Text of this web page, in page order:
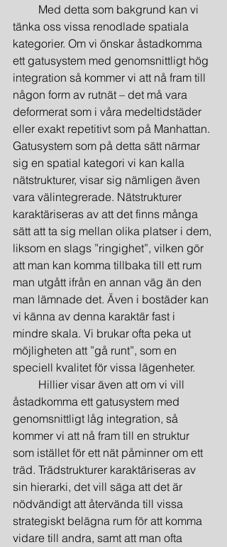
Med detta som bakgrund kan vi
tänka oss vissa renodlade spatiala
kategorier. Om vi önskar åstadkomma
ett gatusystem med genomsnittligt hög
integration så kommer vi att nå fram till
någon form av rutnät – det må vara
deformerat som i våra medeltidstäder
eller exakt repetitivt som på Manhattan.
Gatusystem som på detta sätt närmar
sig en spatial kategori vi kan kalla
nätstrukturer, visar sig nämligen även
vara välintegrerade. Nätstrukturer
karaktäriseras av att det finns många
sätt att ta sig mellan olika platser i dem,
liksom en slags ”ringighet”, vilken gör
att man kan komma tillbaka till ett rum
man utgått ifrån en annan väg än den
man lämnade det. Även i bostäder kan
vi känna av denna karaktär fast i
mindre skala. Vi brukar ofta peka ut
möjligheten att ”gå runt”, som en
speciell kvalitet för vissa lägenheter.
Hillier visar även att om vi vill
åstadkomma ett gatusystem med
genomsnittligt låg integration, så
kommer vi att nå fram till en struktur
som istället för ett nät påminner om ett
träd. Trädstrukturer karaktäriseras av
sin hierarki, det vill säga att det är
nödvändigt att återvända till vissa
strategiskt belägna rum för att komma
vidare till andra, samt att man ofta